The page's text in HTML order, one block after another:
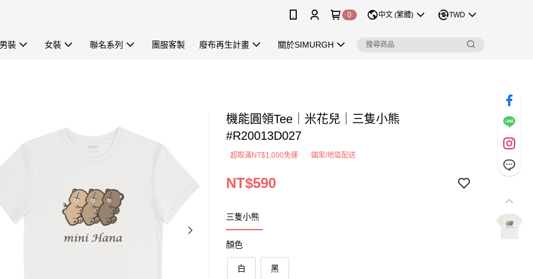
0 中文 (繁體) TWD
男裝 女裝 聯名系列 團服客製 廢布再生計畫 關於SIMURGH
機能圓領Tee｜米花兒｜三隻小熊
#R20013D027
超取滿NT$1,000免運 國家/地區配送
NT$590
三隻小熊
顏色
白 黑